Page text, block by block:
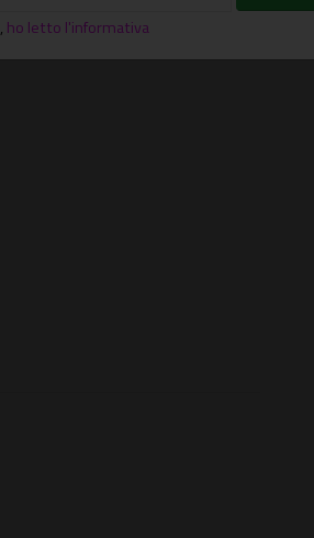
, ho letto l'informativa